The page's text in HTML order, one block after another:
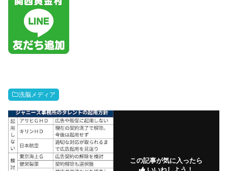
洗脳メディア
この記事が気に入ったら